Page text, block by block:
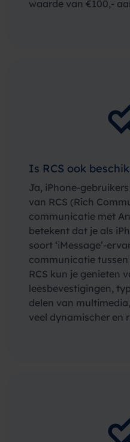
waarde van €100,-
Is RCS ook
Ja, iPhone-
van RCS (Rich
communicatie met
betekent dat je als
soort ‘iMessage’-
communicatie
RCS kun je genieten
leesbevestigingen,
delen van
veel dynamischer en